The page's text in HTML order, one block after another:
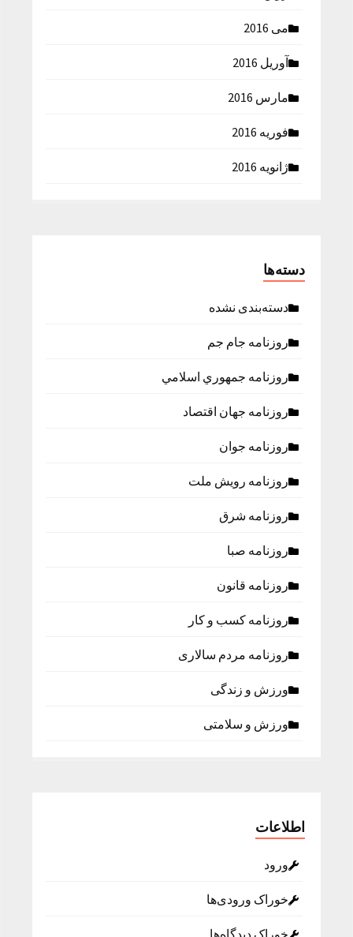
می 2016
آوریل 2016
مارس 2016
فوریه 2016
ژانویه 2016
دسته‌ها
دسته‌بندی نشده
روزنامه جام جم
روزنامه جمهوري اسلامي
روزنامه جهان اقتصاد
روزنامه جوان
روزنامه رویش ملت
روزنامه شرق
روزنامه صبا
روزنامه قانون
روزنامه كسب و كار
روزنامه مردم سالاری
ورزش و زندگی
ورزش و سلامتی
اطلاعات
ورود
خوراک ورودی‌ها
خوراک دیدگاه‌ها